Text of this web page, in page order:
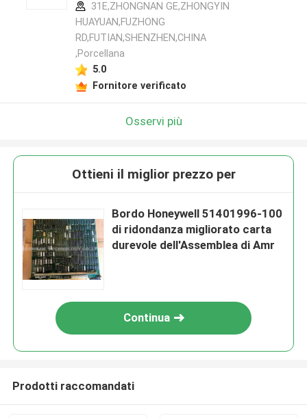
31E,ZHONGNAN GE,ZHONGYIN
HUAYUAN,FUZHONG
RD,FUTIAN,SHENZHEN,CHINA
,Porcellana
5.0
Fornitore verificato
Osservi più
Ottieni il miglior prezzo per
Bordo Honeywell 51401996-100
di ridondanza migliorato carta
durevole dell'Assemblea di Amr
Continua
Prodotti raccomandati